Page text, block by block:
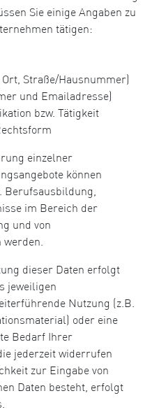
Sie einige Angaben zu
tätigen:
Straße/Hausnummer)
und Emailadresse)
bzw. Tätigkeit
einzelner
können
Berufsausbildung,
im Bereich der
und von
werden.
dieser Daten erfolgt
jeweiligen
Nutzung (z.B.
oder eine
Bedarf Ihrer
jederzeit widerrufen
zur Eingabe von
Daten besteht, erfolgt